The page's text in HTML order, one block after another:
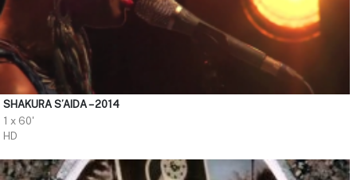
SHAKURA S’AIDA – 2014
1 x 60'
HD